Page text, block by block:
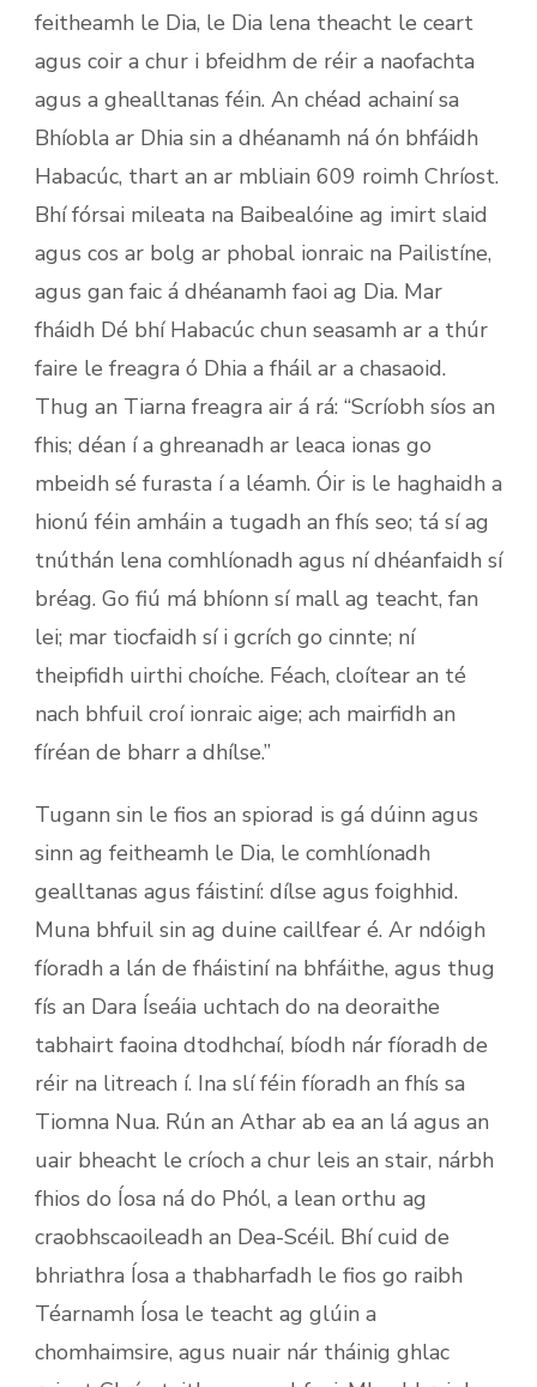
feitheamh le Dia, le Dia lena theacht le ceart
agus coir a chur i bfeidhm de réir a naofachta
agus a ghealltanas féin. An chéad achainí sa
Bhíobla ar Dhia sin a dhéanamh ná ón bhfáidh
Habacúc, thart an ar mbliain 609 roimh Chríost.
Bhí fórsai mileata na Baibealóine ag imirt slaid
agus cos ar bolg ar phobal ionraic na Pailistíne,
agus gan faic á dhéanamh faoi ag Dia. Mar
fháidh Dé bhí Habacúc chun seasamh ar a thúr
faire le freagra ó Dhia a fháil ar a chasaoid.
Thug an Tiarna freagra air á rá: “Scríobh síos an
fhis; déan í a ghreanadh ar leaca ionas go
mbeidh sé furasta í a léamh. Óir is le haghaidh a
hionú féin amháin a tugadh an fhís seo; tá sí ag
tnúthán lena comhlíonadh agus ní dhéanfaidh sí
bréag. Go fiú má bhíonn sí mall ag teacht, fan
lei; mar tiocfaidh sí i gcrích go cinnte; ní
theipfidh uirthi choíche. Féach, cloítear an té
nach bhfuil croí ionraic aige; ach mairfidh an
fíréan de bharr a dhílse.”
Tugann sin le fios an spiorad is gá dúinn agus
sinn ag feitheamh le Dia, le comhlíonadh
gealltanas agus fáistiní: dílse agus foighhid.
Muna bhfuil sin ag duine caillfear é. Ar ndóigh
fíoradh a lán de fháistiní na bhfáithe, agus thug
fís an Dara Íseáia uchtach do na deoraithe
tabhairt faoina dtodhchaí, bíodh nár fíoradh de
réir na litreach í. Ina slí féin fíoradh an fhís sa
Tiomna Nua. Rún an Athar ab ea an lá agus an
uair bheacht le críoch a chur leis an stair, nárbh
fhios do Íosa ná do Phól, a lean orthu ag
craobhscaoileadh an Dea-Scéil. Bhí cuid de
bhriathra Íosa a thabharfadh le fios go raibh
Téarnamh Íosa le teacht ag glúin a
chomhaimsire, agus nuair nár tháinig ghlac